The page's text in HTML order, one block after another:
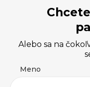
Alebo sa na
Meno